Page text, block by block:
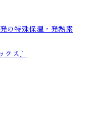
の特殊保温・発熱素
クス』